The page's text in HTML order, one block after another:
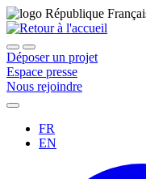
Déposer un projet
Espace presse
Nous rejoindre
FR
EN